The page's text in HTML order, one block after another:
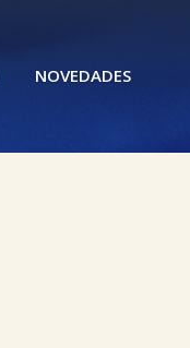
NOVEDADES